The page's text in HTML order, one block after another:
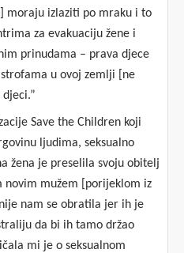
moraju izlaziti po mraku i to
za evakuaciju žene i
prinudama – prava djece
u ovoj zemlji [ne
Save the Children koji
ljudima, seksualno
žena je preselila svoju obitelj
novim mužem [porijeklom iz
nam se obratila jer ih je
da bi ih tamo držao
mi je o seksualnom